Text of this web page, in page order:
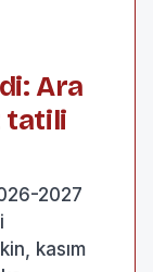
Ara
tatili
2027
kasım